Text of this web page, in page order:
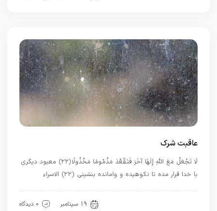
عاقبت شرک
لَا تَجْعَلْ مَعَ اللَّهِ إِلَهًا آخَرَ فَتَقْعُدَ مَذْمُومًا مَخْذُولًا ﴿۲۲﴾ معبود ديگرى
با خدا قرار مده تا نكوهيده و وامانده بنشينى (۲۲) الاسراء
19 سپتامبر 0 دیدگاه